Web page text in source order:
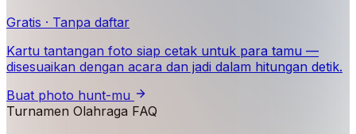
Gratis · Tanpa daftar
Kartu tantangan foto siap cetak untuk para tamu —
disesuaikan dengan acara dan jadi dalam hitungan detik.
Buat photo hunt-mu
Turnamen Olahraga FAQ